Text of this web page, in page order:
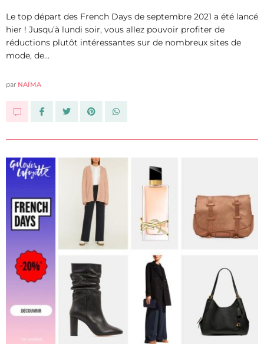
Le top départ des French Days de septembre 2021 a été lancé
hier ! Jusqu’à lundi soir, vous allez pouvoir profiter de
réductions plutôt intéressantes sur de nombreux sites de
mode, de…
par NAÏMA